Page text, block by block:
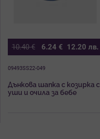
10.40€ 6.24 € 12.20 лв.
09493SS22-049
Дънкова шапка с козирка с
уши и очила за бебе